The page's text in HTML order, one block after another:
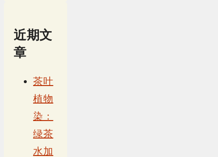
近期文
章
茶叶
植物
染：
绿茶
水加